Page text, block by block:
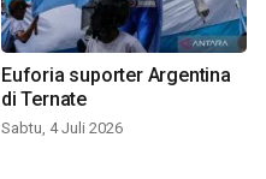
Euforia suporter Argentina
di Ternate
Sabtu, 4 Juli 2026